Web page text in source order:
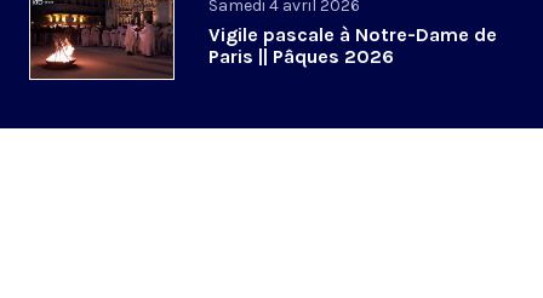
Samedi 4 avril 2026
Vigile pascale à Notre-Dame de
Paris || Pâques 2026